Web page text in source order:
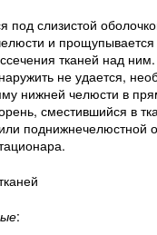
под слизистой
и
тканей над
не удается,
нижней челюсти в
сместившийся в
поднижнечелюстной
: